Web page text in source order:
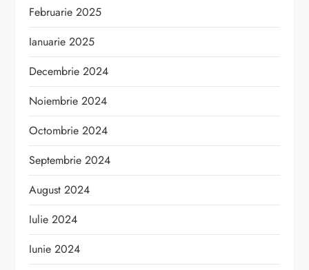
Februarie 2025
Ianuarie 2025
Decembrie 2024
Noiembrie 2024
Octombrie 2024
Septembrie 2024
August 2024
Iulie 2024
Iunie 2024